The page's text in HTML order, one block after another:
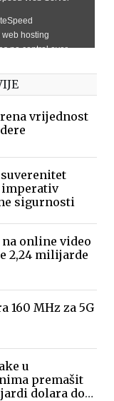
vrijednost
imperativ
sigurnosti
online video
2,24 milijarde
160 MHz za 5G
u
premašit
dolara do